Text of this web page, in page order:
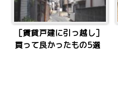
［賃貸戸建に引っ越し］
買って良かったもの5選